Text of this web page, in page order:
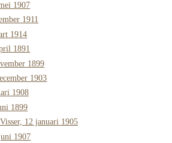
1907
1911
1914
1891
1899
1903
1908
1899
12 januari 1905
1907